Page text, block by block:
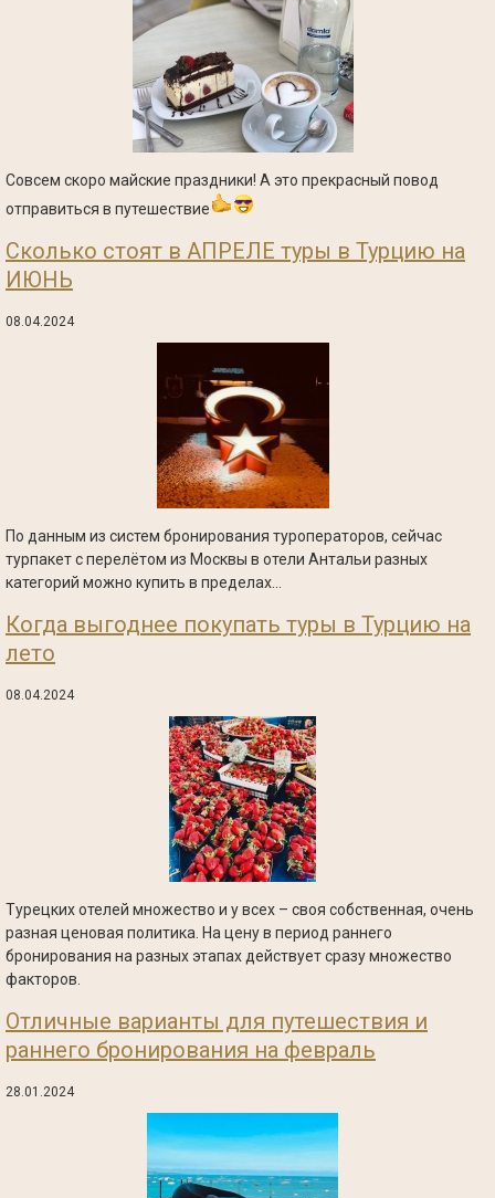
Совсем скоро майские праздники! А это прекрасный повод
отправиться в путешествие
Сколько стоят в АПРЕЛЕ туры в Турцию на
ИЮНЬ
08.04.2024
По данным из систем бронирования туроператоров, сейчас
турпакет с перелётом из Москвы в отели Антальи разных
категорий можно купить в пределах...
Когда выгоднее покупать туры в Турцию на
лето
08.04.2024
Турецких отелей множество и у всех – своя собственная, очень
разная ценовая политика. На цену в период раннего
бронирования на разных этапах действует сразу множество
факторов.
Отличные варианты для путешествия и
раннего бронирования на февраль
28.01.2024